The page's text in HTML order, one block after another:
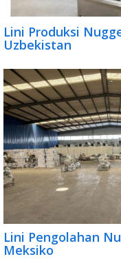
Lini Produksi
Uzbekistan
Lini Pengolahan
Meksiko